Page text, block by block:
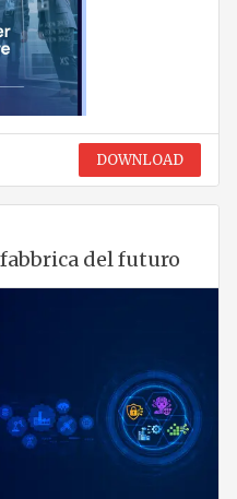
DOWNLOAD
del futuro